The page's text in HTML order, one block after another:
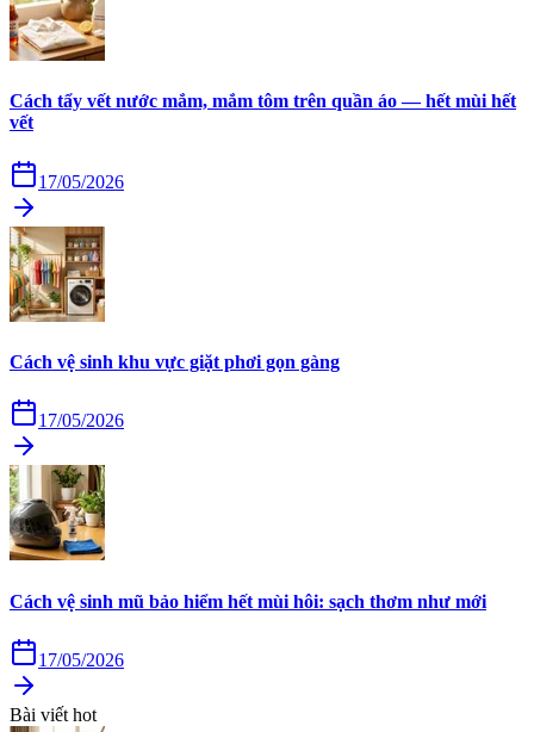
Cách tẩy vết nước mắm, mắm tôm trên quần áo — hết mùi hết
vết
17/05/2026
Cách vệ sinh khu vực giặt phơi gọn gàng
17/05/2026
Cách vệ sinh mũ bảo hiểm hết mùi hôi: sạch thơm như mới
17/05/2026
Bài viết hot